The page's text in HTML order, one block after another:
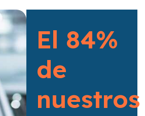
El 84%
de
nuestros